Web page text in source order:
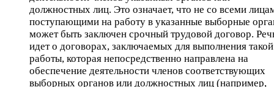
должностных лиц. Это означает, что не со всеми
поступающими на работу в указанные выборные
может быть заключен срочный трудовой договор.
идет о договорах, заключаемых для выполнения такой
работы, которая непосредственно направлена на
обеспечение деятельности членов соответствующих
выборных органов или должностных лиц (например,